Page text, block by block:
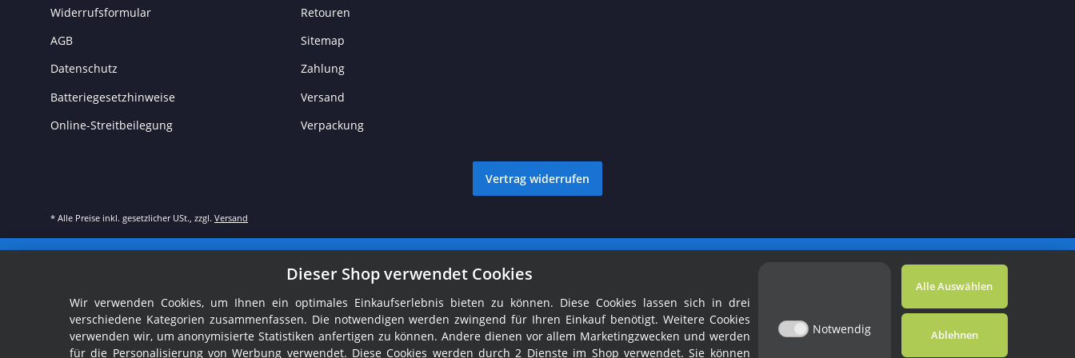
Widerrufsformular
AGB
Datenschutz
Batteriegesetzhinweise
Online-Streitbeilegung
Retouren
Sitemap
Zahlung
Versand
Verpackung
Vertrag widerrufen
* Alle Preise inkl. gesetzlicher USt., zzgl. Versand
Dieser Shop verwendet Cookies
Wir verwenden Cookies, um Ihnen ein optimales Einkaufserlebnis bieten zu können. Diese Cookies lassen sich in drei
verschiedene Kategorien zusammenfassen. Die notwendigen werden zwingend für Ihren Einkauf benötigt. Weitere Cookies
verwenden wir, um anonymisierte Statistiken anfertigen zu können. Andere dienen vor allem Marketingzwecken und werden
für die Personalisierung von Werbung verwendet. Diese Cookies werden durch 2 Dienste im Shop verwendet. Sie können
Notwendig
Alle Auswählen
Ablehnen